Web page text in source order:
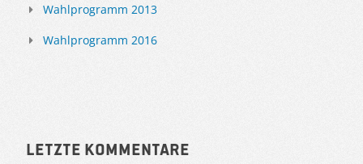
Wahlprogramm 2013
Wahlprogramm 2016
Letzte Kommentare